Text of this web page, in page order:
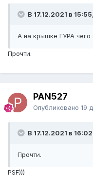
В 17.12.2021 в
А на крышке ГУРА чего
Прочти.
PAN527
Опубликовано 19
В 17.12.2021 в
Прочти.
PSF)))